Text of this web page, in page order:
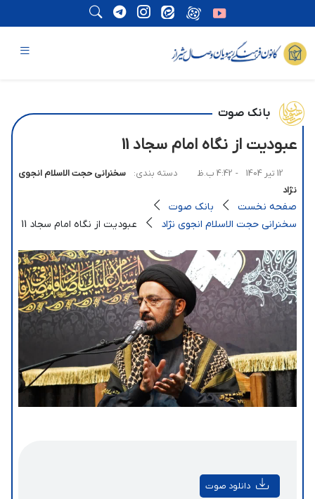
بانک صوت
عبودیت از نگاه امام سجاد 11
12 تیر 1404 - 4:42 ب.ظ دسته بندی:
سخنرانی حجت الاسلام انجوی
نژاد
صفحه نخست
بانک صوت
سخنرانی حجت الاسلام انجوی نژاد
عبودیت از نگاه امام سجاد 11
دانلود صوت